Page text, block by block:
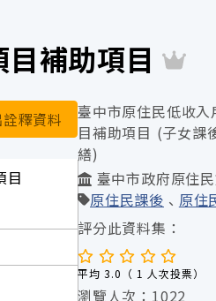
目補助項目
釋資料
目
臺中市原住民低收
目補助項目 (子女課
繕)
臺中市政府原住
原住民課後
原住
評分此資料集：
平均 3.0（ 1 人次投票）
瀏覽人次：1022